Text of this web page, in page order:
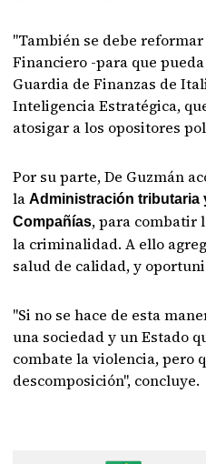
"También se debe
Financiero -para que
Guardia de Finanzas de
Inteligencia Estratégica,
atosigar a los opositores
Por su parte, De Guzmán
laAdministración tributaria
Compañías, para combatir
la criminalidad. A ello
salud de calidad, y
"Si no se hace de esta
una sociedad y un Estado
combate la violencia, pero
descomposición", concluye.